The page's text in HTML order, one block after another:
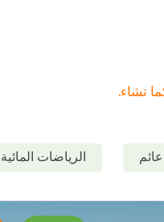
الرياضات المائية